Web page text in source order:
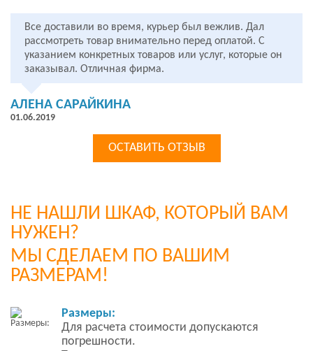
Все доставили во время, курьер был вежлив. Дал
рассмотреть товар внимательно перед оплатой. С
указанием конкретных товаров или услуг, которые он
заказывал. Отличная фирма.
АЛЕНА САРАЙКИНА
01.06.2019
ОСТАВИТЬ ОТЗЫВ
НЕ НАШЛИ ШКАФ, КОТОРЫЙ ВАМ
НУЖЕН?
МЫ СДЕЛАЕМ ПО ВАШИМ
РАЗМЕРАМ!
Размеры:
Для расчета стоимости допускаются
погрешности.